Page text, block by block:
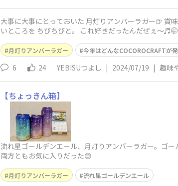
大事に大事にとっておいた 月灯りアンバーラガー🍺 賞味期限が今月末なんで惜しみながら 味わって飲み終えた😂 ほんまはグイィ〜と、飲みた
いところを ちびちびと。 これ好きだったんだぜぇ〜♬🤭
月灯りアンバーラガー 今年はどんなCOCOROCRAFTが
6 24 YEBISUつよし | 2024/07/19 | 趣味
【ちょっきん箱】
流れ星ゴールデンエール、月灯りアンバーラガー。ゴ
両方ともお気に入りだった😊
月灯りアンバーラガー 流れ星ゴールデンエール